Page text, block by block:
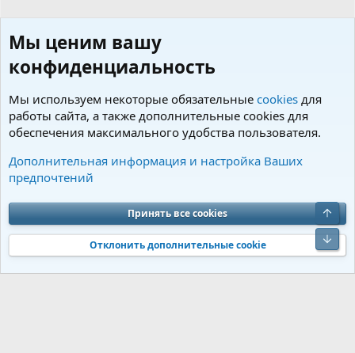
Пользователи
Cookies Charm by DCom
Обратная связь
Условия и правила
Политика конфиденциальности
Помощь
S
S
Community platform by XenForo® © 2010-2026 XenForo Ltd. Перевод от
Jumuro®|Media embeds via s9e/MediaSites
Мы ценим вашу
конфиденциальность
Мы используем некоторые обязательные cookies для
работы сайта, а также дополнительные cookies для
обеспечения максимального удобства пользователя.
Дополнительная информация и настройка Ваших
предпочтений
Принять все cookies
Отклонить дополнительные cookie
Верх
Низ